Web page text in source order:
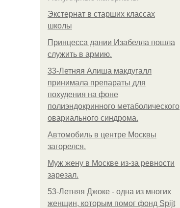
Экстернат в старших классах
школы
Принцесса дании Изабелла пошла
служить в армию.
33-Летняя Алиша макдугалл
принимала препараты для
похудения на фоне
полиэндокринного метаболического
овариального синдрома.
Автомобиль в центре Москвы
загорелся.
Mуж жену в Москве из-за ревности
зарезал.
53-Летняя Джоке - одна из многих
женщин, которым помог фонд Spijt